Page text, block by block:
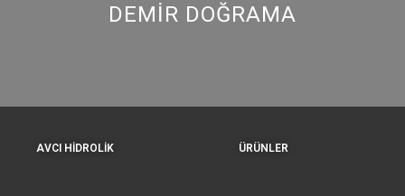
DEMİR DOĞRAMA
AVCI HİDROLİK ÜRÜNLER